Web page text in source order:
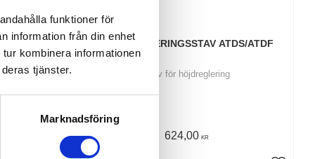
funktioner för
information från din enhet
kombinera informationen
tjänster.
Marknadsföring
mtr
HÖJDREGLERINGSSTAV ATDS/ATDF
Stav för höjdreglering
624,00 KR